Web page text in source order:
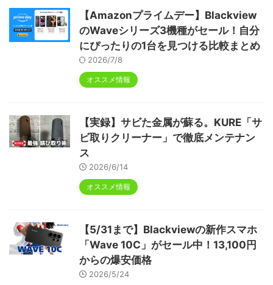
【Amazonプライムデー】Blackview
のWaveシリーズ3機種がセール！自分
にぴったりの1台を見つける比較まとめ
2026/7/8
オススメ情報
【実録】サビた金属が蘇る。KURE「サ
ビ取りクリーナー」で徹底メンテナン
ス
2026/6/14
オススメ情報
【5/31まで】Blackviewの新作スマホ
「Wave 10C」がセール中！13,100円
からの爆安価格
2026/5/24